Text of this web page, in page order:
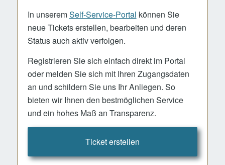
In unseremSelf-Service-Portal können Sie
neue Tickets erstellen, bearbeiten und deren
Status auch aktiv verfolgen.
Registrieren Sie sich einfach direkt im Portal
oder melden Sie sich mit Ihren Zugangsdaten
an und schildern Sie uns Ihr Anliegen. So
bieten wir Ihnen den bestmöglichen Service
und ein hohes Maß an Transparenz.
Ticket erstellen